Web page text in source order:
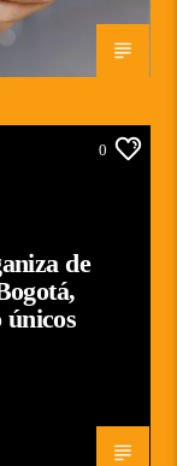
0
de
únicos